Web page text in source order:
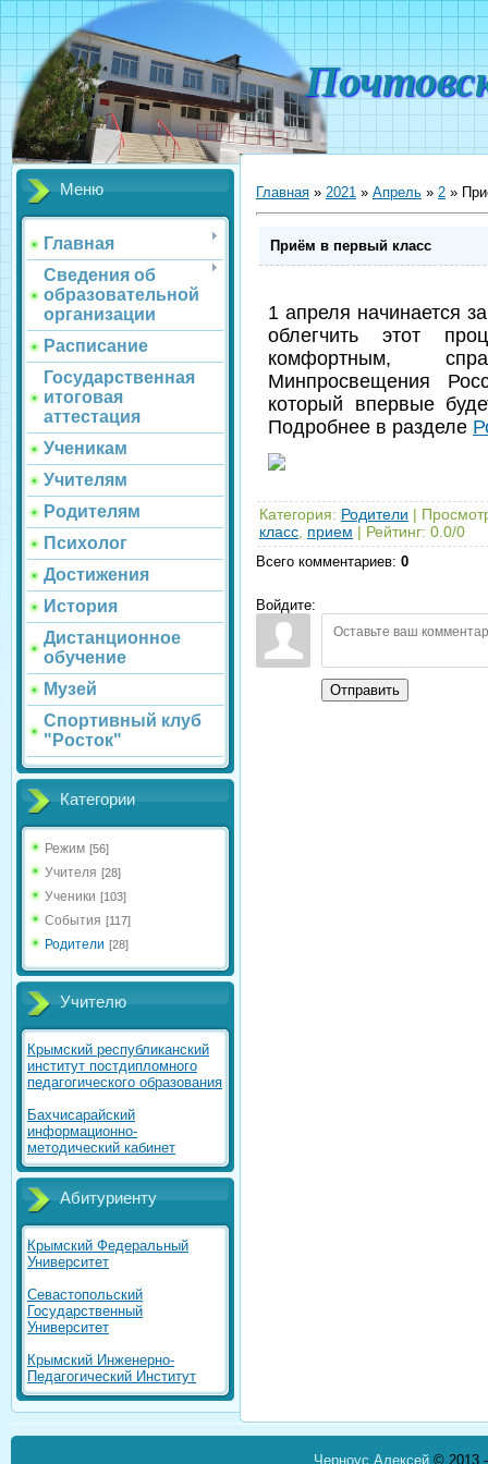
Меню
Главная
Сведения об
образовательной
организации
Расписание
Государственная
итоговая
аттестация
Ученикам
Учителям
Родителям
Психолог
Достижения
История
Дистанционное
обучение
Музей
Спортивный клуб
"Росток"
Категории
Режим [56]
Учителя [28]
Ученики [103]
События [117]
Родители [28]
Учителю
Крымский республиканский
институт постдипломного
педагогического образования
Бахчисарайский
информационно-
методический кабинет
Абитуриенту
Крымский Федеральный
Университет
Севастопольский
Государственный
Университет
Крымский Инженерно-
Педагогический Институт
Главная » 2021 » Апрель » 2 »
Приём в первый класс
1 апреля начинается
облегчить этот
комфортным,
Минпросвещения
который впервые
Подробнее в разделе
Категория: Родители |
класс прием | Рейтинг: 0.0/0
Всего комментариев: 0
Войдите:
Отправить
Черноус Алексей © 2013